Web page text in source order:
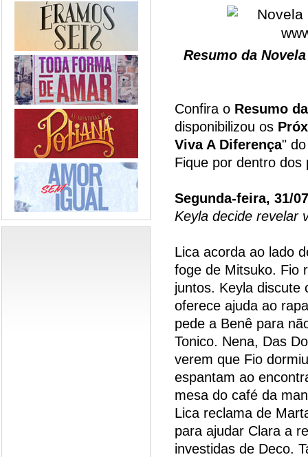
Resumo da
Confira o Resumo
disponibilizou os
Viva A Diferença"
Fique por dentro dos
Segunda-feira, 31/
Keyla decide revelar
Lica acorda ao lado
foge de Mitsuko. Fio
juntos. Keyla discute
oferece ajuda ao
pede a Benê para
Tonico. Nena, Das
verem que Fio
espantam ao
mesa do café da
Lica reclama de
para ajudar Clara a
investidas de Deco.